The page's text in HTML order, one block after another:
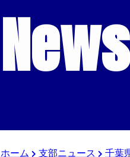
News
ホーム 支部ニュース 千葉